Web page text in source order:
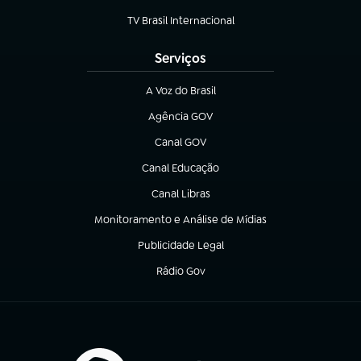
TV Brasil Internacional
(abre em nova aba)
Serviços
A Voz do Brasil
(abre em nova aba)
Agência GOV
(abre em nova aba)
Canal GOV
(abre em nova aba)
Canal Educação
(abre em nova aba)
Canal Libras
(abre em nova aba)
Monitoramento e Análise de Mídias
(abre em nova aba)
Publicidade Legal
(abre em nova aba)
Rádio Gov
(abre em nova aba)